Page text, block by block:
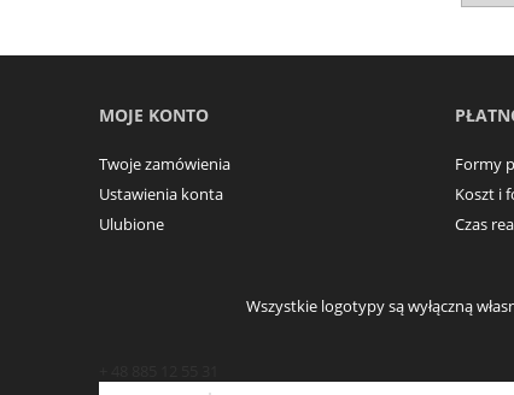
MOJE KONTO
Twoje zamówienia
Ustawienia konta
Ulubione
Formy
Koszt i
Czas
Wszystkie logotypy są wyłączną